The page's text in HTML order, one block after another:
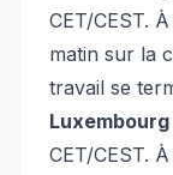
CET/CEST.
matin sur la
travail se
CET/CEST.